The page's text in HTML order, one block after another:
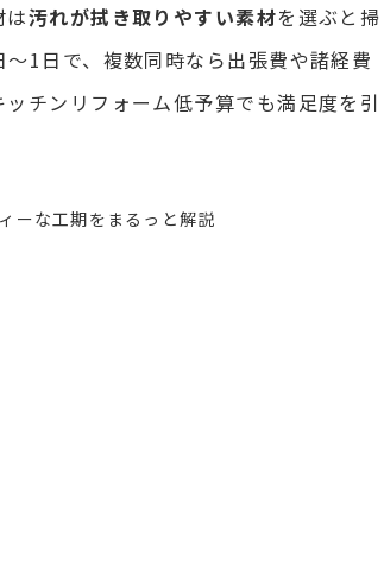
汚れが拭き取りやすい素材を選ぶと掃
1日で、複数同時なら出張費や諸経費
ッチンリフォーム低予算でも満足度を引
ーな工期をまるっと解説